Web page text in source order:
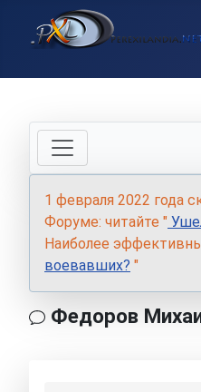
1 февраля 2022 года
Форуме: читайте "
Наиболее
воевавших? "
Федоров